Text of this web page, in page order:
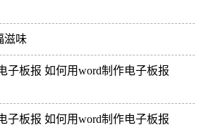
滋味
子板报 如何用word制作电子板报
子板报 如何用word制作电子板报